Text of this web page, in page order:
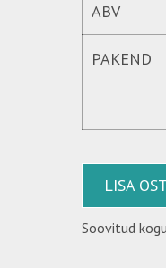
ABV
PAKEND
LISA
Soovitud